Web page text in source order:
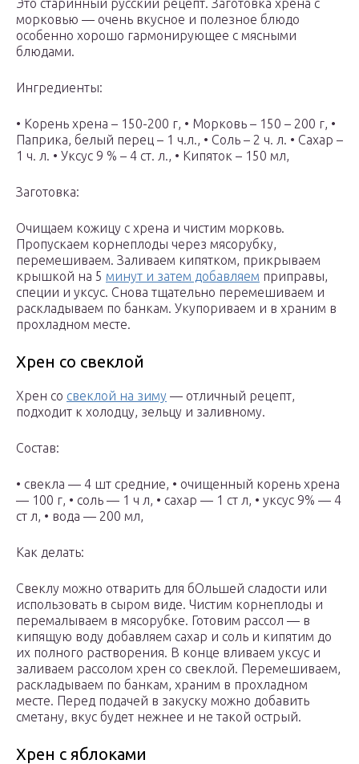
Это старинный русский рецепт. Заготовка хрена с
морковью — очень вкусное и полезное блюдо
особенно хорошо гармонирующее с мясными
блюдами.
Ингредиенты:
• Корень хрена – 150-200 г, • Морковь – 150 – 200 г, •
Паприка, белый перец – 1 ч.л., • Соль – 2 ч. л. • Сахар –
1 ч. л. • Уксус 9 % – 4 ст. л., • Кипяток – 150 мл,
Заготовка:
Очищаем кожицу с хрена и чистим морковь.
Пропускаем корнеплоды через мясорубку,
перемешиваем. Заливаем кипятком, прикрываем
крышкой на 5 минут и затем добавляем приправы,
специи и уксус. Снова тщательно перемешиваем и
раскладываем по банкам. Укупориваем и в храним в
прохладном месте.
Хрен со свеклой
Хрен со свеклой на зиму — отличный рецепт,
подходит к холодцу, зельцу и заливному.
Состав:
• свекла — 4 шт средние, • очищенный корень хрена
— 100 г, • соль — 1 ч л, • сахар — 1 ст л, • уксус 9% — 4
ст л, • вода — 200 мл,
Как делать:
Свеклу можно отварить для бОльшей сладости или
использовать в сыром виде. Чистим корнеплоды и
перемалываем в мясорубке. Готовим рассол — в
кипящую воду добавляем сахар и соль и кипятим до
их полного растворения. В конце вливаем уксус и
заливаем рассолом хрен со свеклой. Перемешиваем,
раскладываем по банкам, храним в прохладном
месте. Перед подачей в закуску можно добавить
сметану, вкус будет нежнее и не такой острый.
Хрен с яблоками